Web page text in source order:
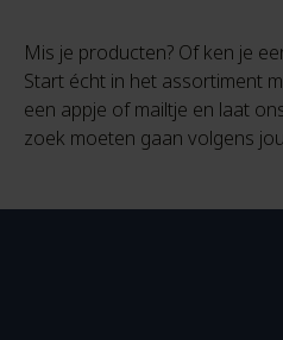
Mis je producten? Of ken je
Start écht in het assortiment
een appje of mailtje en laat
zoek moeten gaan volgens